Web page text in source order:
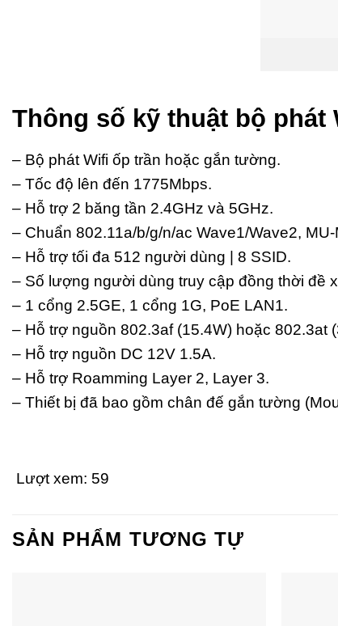
Thông số kỹ thuật bộ phát
– Bộ phát Wifi ốp trần hoặc gắn tường.
– Tốc độ lên đến 1775Mbps.
– Hỗ trợ 2 băng tần 2.4GHz và 5GHz.
– Chuẩn 802.11a/b/g/n/ac Wave1/Wave2, MU-
– Hỗ trợ tối đa 512 người dùng | 8 SSID.
– Số lượng người dùng truy cập đồng thời đề
– 1 cổng 2.5GE, 1 cổng 1G, PoE LAN1.
– Hỗ trợ nguồn 802.3af (15.4W) hoặc 802.3at
– Hỗ trợ nguồn DC 12V 1.5A.
– Hỗ trợ Roamming Layer 2, Layer 3.
– Thiết bị đã bao gồm chân đế gắn tường
Lượt xem: 59
SẢN PHẨM TƯƠNG TỰ